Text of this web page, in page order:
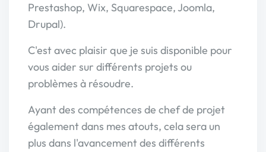
Prestashop, Wix, Squarespace, Joomla,
Drupal).
C'est avec plaisir que je suis disponible pour
vous aider sur différents projets ou
problèmes à résoudre.
Ayant des compétences de chef de projet
également dans mes atouts, cela sera un
plus dans l'avancement des différents